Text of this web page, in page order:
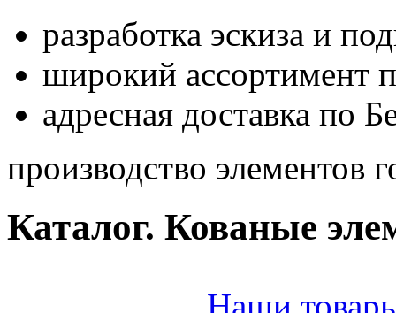
разработка эскиза и
широкий ассортимент
адресная доставка по
производство элементов
Каталог. Кованые
Наши